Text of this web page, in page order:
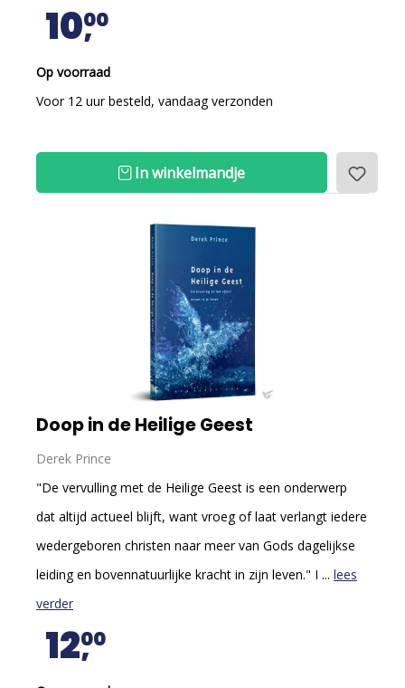
1000
Op voorraad
Voor 12 uur besteld, vandaag verzonden
In winkelmandje
Doop in de Heilige Geest
Derek Prince
"De vervulling met de Heilige Geest is een onderwerp
dat altijd actueel blijft, want vroeg of laat verlangt iedere
wedergeboren christen naar meer van Gods dagelijkse
leiding en bovennatuurlijke kracht in zijn leven." I ... lees
verder
1200